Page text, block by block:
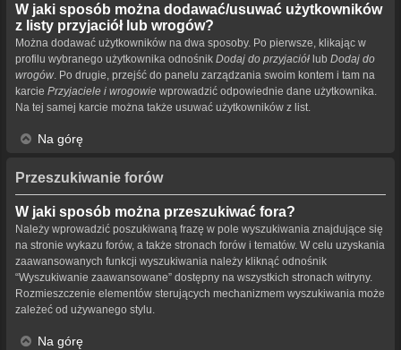
W jaki sposób można dodawać/usuwać użytkowników
z listy przyjaciół lub wrogów?
Można dodawać użytkowników na dwa sposoby. Po pierwsze, klikając w
profilu wybranego użytkownika odnośnik Dodaj do przyjaciół lub Dodaj do
wrogów. Po drugie, przejść do panelu zarządzania swoim kontem i tam na
karcie Przyjaciele i wrogowie wprowadzić odpowiednie dane użytkownika.
Na tej samej karcie można także usuwać użytkowników z list.
Na górę
Przeszukiwanie forów
W jaki sposób można przeszukiwać fora?
Należy wprowadzić poszukiwaną frazę w pole wyszukiwania znajdujące się
na stronie wykazu forów, a także stronach forów i tematów. W celu uzyskania
zaawansowanych funkcji wyszukiwania należy kliknąć odnośnik
“Wyszukiwanie zaawansowane” dostępny na wszystkich stronach witryny.
Rozmieszczenie elementów sterujących mechanizmem wyszukiwania może
zależeć od używanego stylu.
Na górę